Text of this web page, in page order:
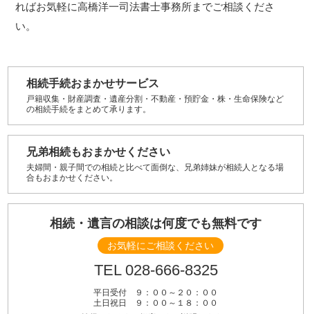
ればお気軽に高橋洋一司法書士事務所までご相談くださ
い。
相続手続おまかせサービス
戸籍収集・財産調査・遺産分割・不動産・預貯金・株・生命保険など
の相続手続をまとめて承ります。
兄弟相続もおまかせください
夫婦間・親子間での相続と比べて面倒な、兄弟姉妹が相続人となる場
合もおまかせください。
相続・遺言の相談は何度でも無料です
お気軽にご相談ください
TEL 028-666-8325
平日受付 ９：００～２０：００
土日祝日 ９：００～１８：００